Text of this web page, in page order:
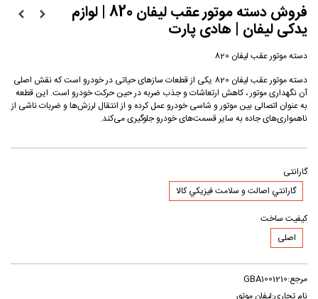
فروش دسته موتور عقب لیفان 820 | لوازم
یدکی لیفان | هادی پارت
دسته موتور عقب لیفان 820
دسته موتور عقب لیفان 820 یکی از قطعات سازهای حیاتی در خودرو است که نقش اصلی
آن نگهداری موتور ، کاهش ارتعاشات و جذب ضربه در حین حرکت خودرو است. این قطعه
به عنوان اتصالی بین موتور و شاسی خودرو عمل کرده و از انتقال لرزش‌ها و ضربات ناشی از
ناهمواری‌های جاده به سایر قسمت‌های خودرو جلوگیری می‌کند.
گارانتی
گارانتي اصالت و سلامت فيزيکي کالا
کیفیت ساخت
اصلی
مرجع:GBA1001210
نام تجاری:لیفان موتور